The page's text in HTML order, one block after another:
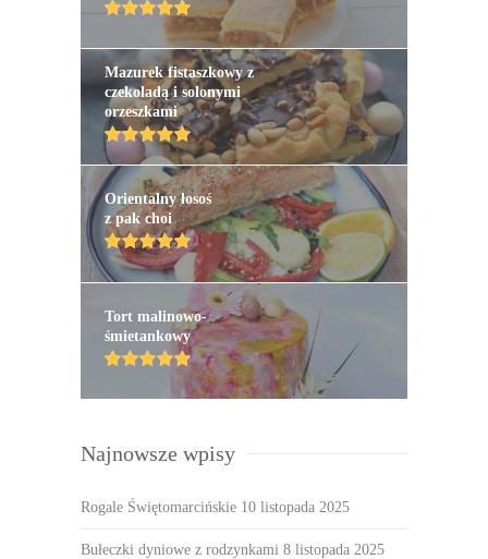
Mazurek fistaszkowy z
czekoladą i solonymi
orzeszkami
Orientalny łosoś
z pak choi
Tort malinowo-
śmietankowy
Najnowsze wpisy
Rogale Świętomarcińskie 10 listopada 2025
Bułeczki dyniowe z rodzynkami 8 listopada 2025